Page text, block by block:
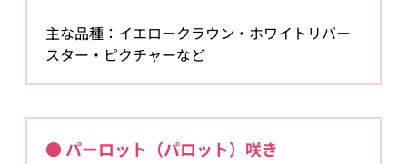
主な品種：イエロークラウン・ホワイトリバー
スター・ピクチャーなど
● パーロット（パロット）咲き